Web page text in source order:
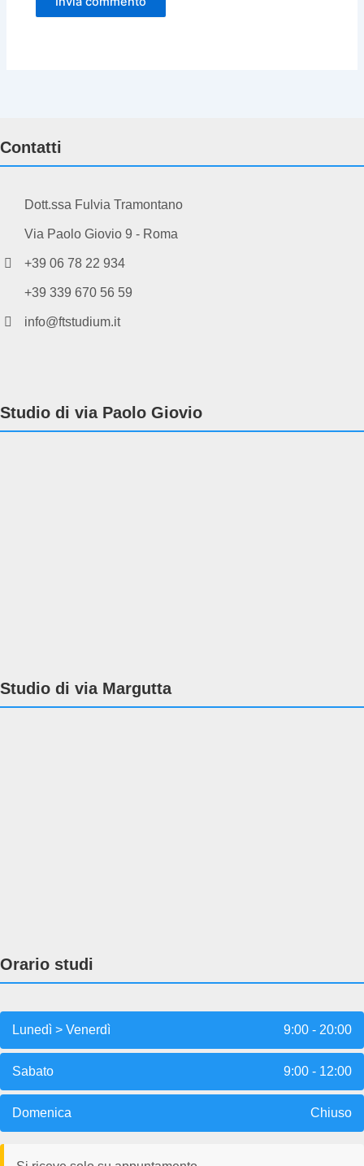
Contatti
Dott.ssa Fulvia Tramontano
Via Paolo Giovio 9 - Roma
+39 06 78 22 934
+39 339 670 56 59
info@ftstudium.it
Studio di via Paolo Giovio
Studio di via Margutta
Orario studi
Lunedì > Venerdì 9:00 - 20:00
Sabato 9:00 - 12:00
Domenica Chiuso